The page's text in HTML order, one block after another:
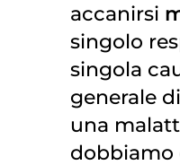
accanirsi
singolo
singola
generale
una
dobbiamo